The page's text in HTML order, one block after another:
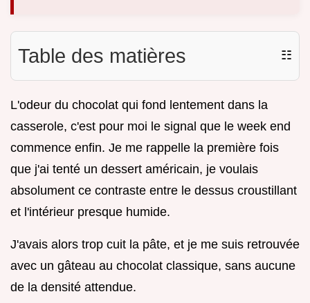
Table des matières ☷
L'odeur du chocolat qui fond lentement dans la
casserole, c'est pour moi le signal que le week end
commence enfin. Je me rappelle la première fois
que j'ai tenté un dessert américain, je voulais
absolument ce contraste entre le dessus croustillant
et l'intérieur presque humide.
J'avais alors trop cuit la pâte, et je me suis retrouvée
avec un gâteau au chocolat classique, sans aucune
de la densité attendue.